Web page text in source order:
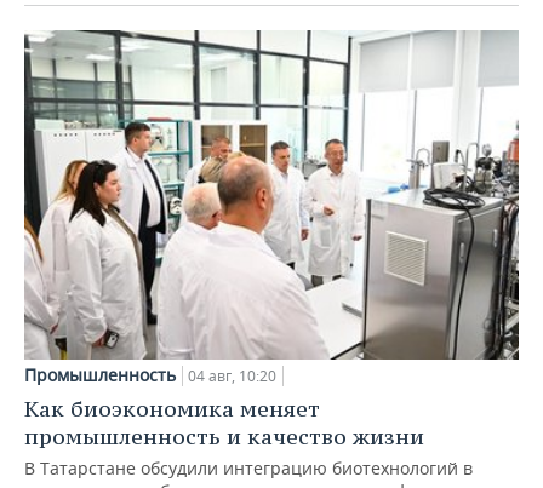
Промышленность 04 авг, 10:20
Как биоэкономика меняет
промышленность и качество жизни
В Татарстане обсудили интеграцию биотехнологий в